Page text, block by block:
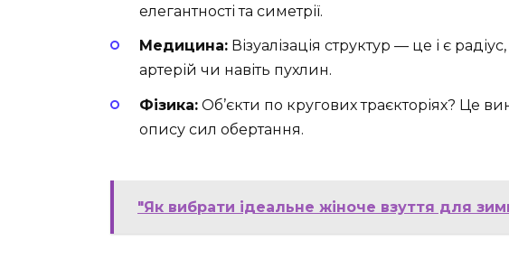
елегантності та симетрії.
Медицина: Візуалізація структур — це і є
артерій чи навіть пухлин.
Фізика: Об’єкти по кругових траєкторіях? Це
опису сил обертання.
"Як вибрати ідеальне жіноче взуття для